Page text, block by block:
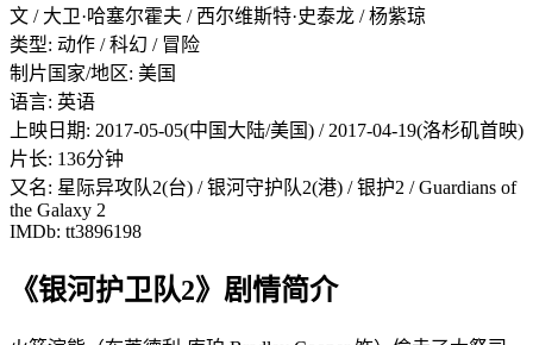
文 / 大卫·哈塞尔霍夫 / 西尔维斯特·史泰龙 / 杨紫琼
类型: 动作 / 科幻 / 冒险
制片国家/地区: 美国
语言: 英语
上映日期: 2017-05-05(中国大陆/美国) / 2017-04-19(洛杉矶首映)
片长: 136分钟
又名: 星际异攻队2(台) / 银河守护队2(港) / 银护2 / Guardians of
the Galaxy 2
IMDb: tt3896198
《银河护卫队2》剧情简介